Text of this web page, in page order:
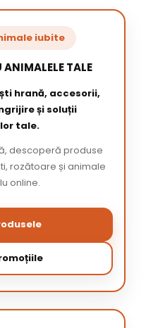
iubite
ANIMALELE TALE
hrană, accesorii,
și soluții
tale.
descoperă produse
rozătoare și animale
online.